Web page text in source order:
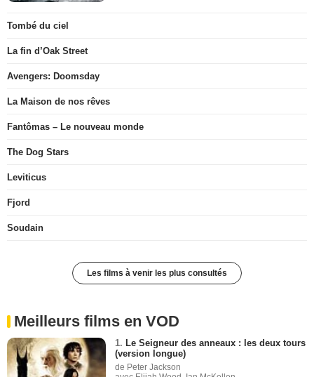
Tombé du ciel
La fin d’Oak Street
Avengers: Doomsday
La Maison de nos rêves
Fantômas – Le nouveau monde
The Dog Stars
Leviticus
Fjord
Soudain
Les films à venir les plus consultés
Meilleurs films en VOD
1. Le Seigneur des anneaux : les deux tours
(version longue)
de Peter Jackson